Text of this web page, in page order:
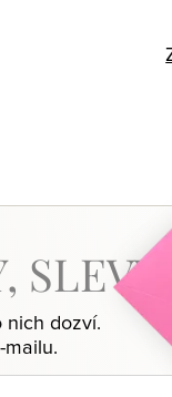
nich dozví.
mailu.